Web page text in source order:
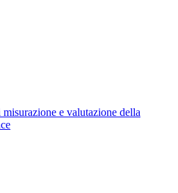
misurazione e valutazione della